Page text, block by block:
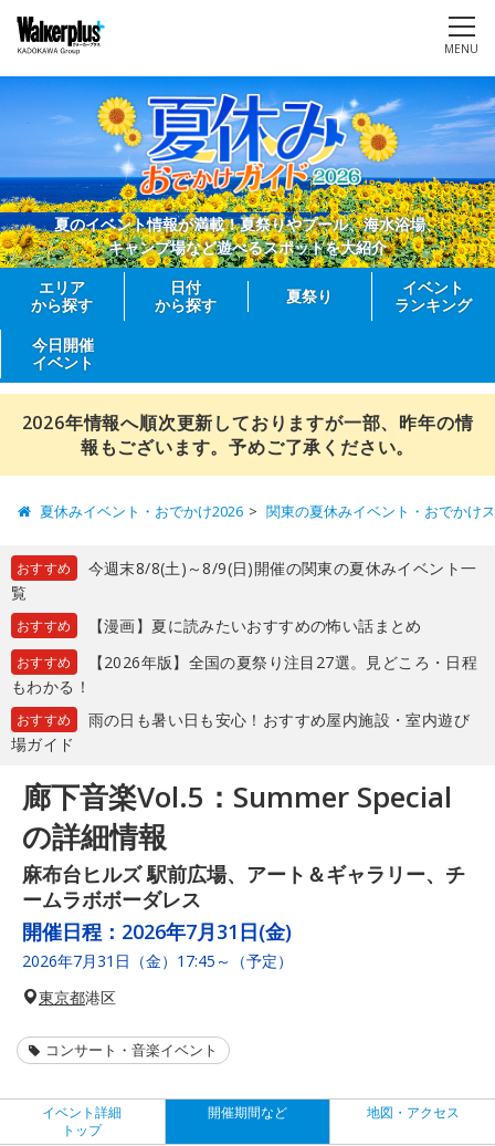
MENU
夏のイベント情報が満載！夏祭りやプール、海水浴場、
キャンプ場など遊べるスポットを大紹介
エリア
から探す
日付
から探す
夏祭り
イベント
ランキング
今日開催
イベント
2026年情報へ順次更新しておりますが一部、昨年の情
報もございます。予めご了承ください。
夏休みイベント・おでかけ2026 関東の夏休みイベント・おでかけ
おすすめ
今週末8/8(土)～8/9(日)開催の関東の夏休みイベント一
覧
おすすめ 【漫画】夏に読みたいおすすめの怖い話まとめ
おすすめ
【2026年版】全国の夏祭り注目27選。見どころ・日程
もわかる！
おすすめ
雨の日も暑い日も安心！おすすめ屋内施設・室内遊び
場ガイド
廊下音楽Vol.5：Summer Special
の詳細情報
麻布台ヒルズ 駅前広場、アート＆ギャラリー、チ
ームラボボーダレス
開催日程： 2026年7月31日(金)
2026年7月31日（金）17:45～（予定）
東京都港区
コンサート・音楽イベント
イベント詳細
トップ
開催期間など 地図・アクセス